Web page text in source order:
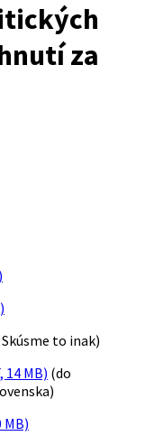
za
Skúsme to inak)
14 MB) (do
MB)